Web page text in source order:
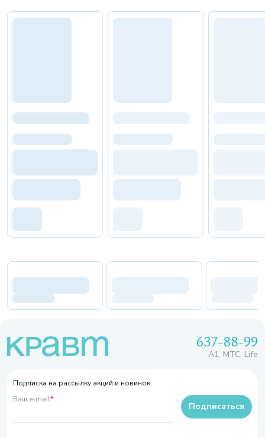
637-88-99
A1, МТС, Life
Подписка на рассылку акций и новинок
Ваш e-mail*
Подписаться